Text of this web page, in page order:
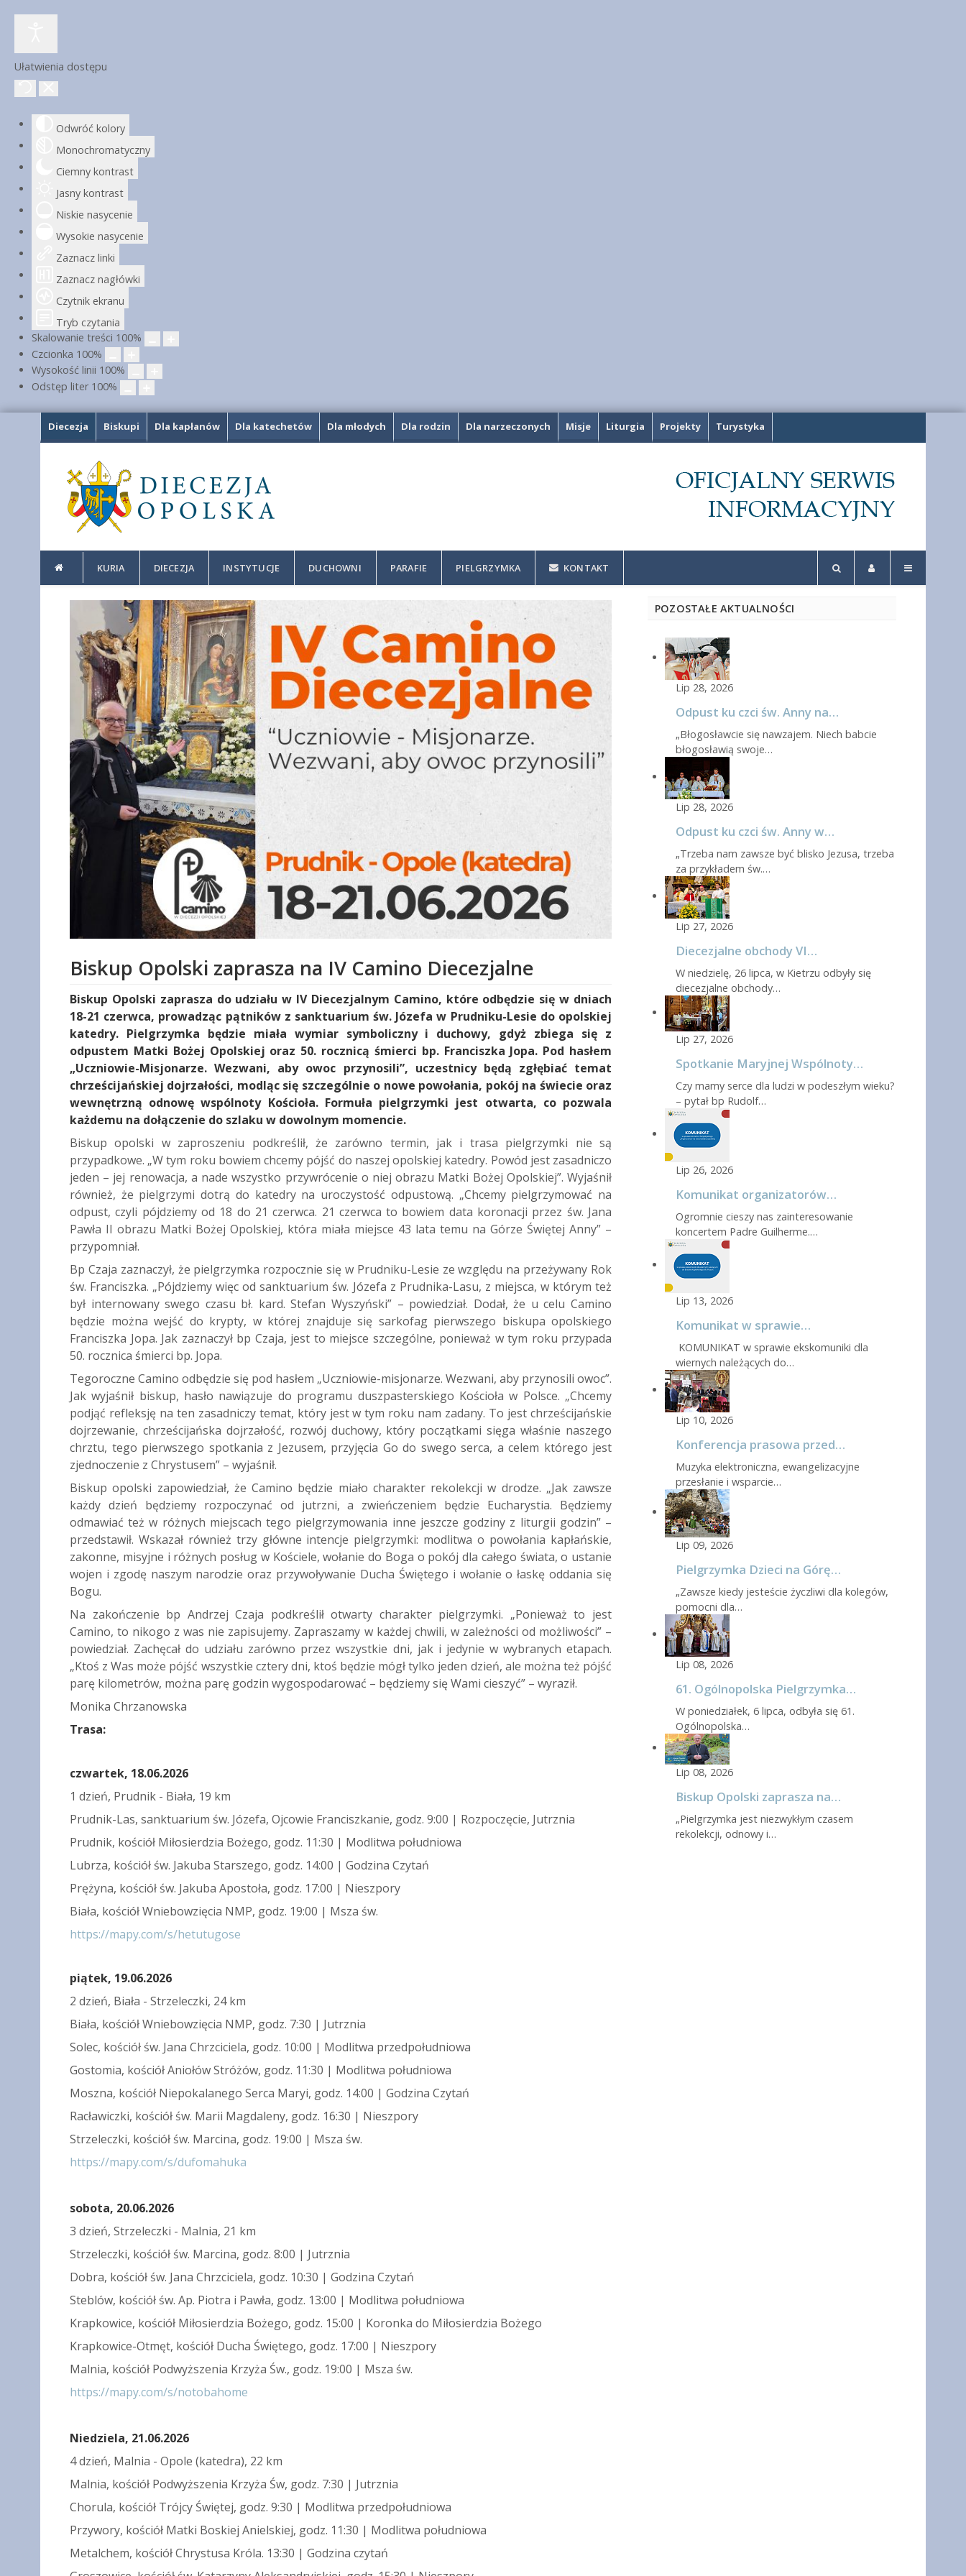
Ułatwienia dostępu
Odwróć kolory
Monochromatyczny
Ciemny kontrast
Jasny kontrast
Niskie nasycenie
Wysokie nasycenie
Zaznacz linki
Zaznacz nagłówki
Czytnik ekranu
Tryb czytania
Skalowanie treści 100%
Czcionka 100%
Wysokość linii 100%
Odstęp liter 100%
Diecezja Biskupi Dla kapłanów Dla katechetów Dla młodych Dla rodzin Dla narzeczonych Misje Liturgia Projekty Turystyka
KURIA DIECEZJA INSTYTUCJE DUCHOWNI PARAFIE PIELGRZYMKA KONTAKT
Biskup Opolski zaprasza na IV Camino Diecezjalne
Biskup Opolski zaprasza do udziału w IV Diecezjalnym Camino, które odbędzie się w dniach
18-21 czerwca, prowadząc pątników z sanktuarium św. Józefa w Prudniku-Lesie do opolskiej
katedry. Pielgrzymka będzie miała wymiar symboliczny i duchowy, gdyż zbiega się z
odpustem Matki Bożej Opolskiej oraz 50. rocznicą śmierci bp. Franciszka Jopa. Pod hasłem
„Uczniowie-Misjonarze. Wezwani, aby owoc przynosili”, uczestnicy będą zgłębiać temat
chrześcijańskiej dojrzałości, modląc się szczególnie o nowe powołania, pokój na świecie oraz
wewnętrzną odnowę wspólnoty Kościoła. Formuła pielgrzymki jest otwarta, co pozwala
każdemu na dołączenie do szlaku w dowolnym momencie.
Biskup opolski w zaproszeniu podkreślił, że zarówno termin, jak i trasa pielgrzymki nie są
przypadkowe. „W tym roku bowiem chcemy pójść do naszej opolskiej katedry. Powód jest zasadniczo
jeden – jej renowacja, a nade wszystko przywrócenie o niej obrazu Matki Bożej Opolskiej”. Wyjaśnił
również, że pielgrzymi dotrą do katedry na uroczystość odpustową. „Chcemy pielgrzymować na
odpust, czyli pójdziemy od 18 do 21 czerwca. 21 czerwca to bowiem data koronacji przez św. Jana
Pawła II obrazu Matki Bożej Opolskiej, która miała miejsce 43 lata temu na Górze Świętej Anny” –
przypomniał.
Bp Czaja zaznaczył, że pielgrzymka rozpocznie się w Prudniku-Lesie ze względu na przeżywany Rok
św. Franciszka. „Pójdziemy więc od sanktuarium św. Józefa z Prudnika-Lasu, z miejsca, w którym też
był internowany swego czasu bł. kard. Stefan Wyszyński” – powiedział. Dodał, że u celu Camino
będzie można wejść do krypty, w której znajduje się sarkofag pierwszego biskupa opolskiego
Franciszka Jopa. Jak zaznaczył bp Czaja, jest to miejsce szczególne, ponieważ w tym roku przypada
50. rocznica śmierci bp. Jopa.
Tegoroczne Camino odbędzie się pod hasłem „Uczniowie-misjonarze. Wezwani, aby przynosili owoc”.
Jak wyjaśnił biskup, hasło nawiązuje do programu duszpasterskiego Kościoła w Polsce. „Chcemy
podjąć refleksję na ten zasadniczy temat, który jest w tym roku nam zadany. To jest chrześcijańskie
dojrzewanie, chrześcijańska dojrzałość, rozwój duchowy, który początkami sięga właśnie naszego
chrztu, tego pierwszego spotkania z Jezusem, przyjęcia Go do swego serca, a celem którego jest
zjednoczenie z Chrystusem” – wyjaśnił.
Biskup opolski zapowiedział, że Camino będzie miało charakter rekolekcji w drodze. „Jak zawsze
każdy dzień będziemy rozpoczynać od jutrzni, a zwieńczeniem będzie Eucharystia. Będziemy
odmawiać też w różnych miejscach tego pielgrzymowania inne jeszcze godziny z liturgii godzin” –
przedstawił. Wskazał również trzy główne intencje pielgrzymki: modlitwa o powołania kapłańskie,
zakonne, misyjne i różnych posług w Kościele, wołanie do Boga o pokój dla całego świata, o ustanie
wojen i zgodę naszym narodzie oraz przywoływanie Ducha Świętego i wołanie o łaskę oddania się
Bogu.
Na zakończenie bp Andrzej Czaja podkreślił otwarty charakter pielgrzymki. „Ponieważ to jest
Camino, to nikogo z was nie zapisujemy. Zapraszamy w każdej chwili, w zależności od możliwości” –
powiedział. Zachęcał do udziału zarówno przez wszystkie dni, jak i jedynie w wybranych etapach.
„Ktoś z Was może pójść wszystkie cztery dni, ktoś będzie mógł tylko jeden dzień, ale można też pójść
parę kilometrów, można parę godzin wygospodarować – będziemy się Wami cieszyć” – wyraził.
Monika Chrzanowska
Trasa:
czwartek, 18.06.2026
1 dzień, Prudnik - Biała, 19 km
Prudnik-Las, sanktuarium św. Józefa, Ojcowie Franciszkanie, godz. 9:00 | Rozpoczęcie, Jutrznia
Prudnik, kościół Miłosierdzia Bożego, godz. 11:30 | Modlitwa południowa
Lubrza, kościół św. Jakuba Starszego, godz. 14:00 | Godzina Czytań
Prężyna, kościół św. Jakuba Apostoła, godz. 17:00 | Nieszpory
Biała, kościół Wniebowzięcia NMP, godz. 19:00 | Msza św.
https://mapy.com/s/hetutugose
piątek, 19.06.2026
2 dzień, Biała - Strzeleczki, 24 km
Biała, kościół Wniebowzięcia NMP, godz. 7:30 | Jutrznia
Solec, kościół św. Jana Chrzciciela, godz. 10:00 | Modlitwa przedpołudniowa
Gostomia, kościół Aniołów Stróżów, godz. 11:30 | Modlitwa południowa
Moszna, kościół Niepokalanego Serca Maryi, godz. 14:00 | Godzina Czytań
Racławiczki, kościół św. Marii Magdaleny, godz. 16:30 | Nieszpory
Strzeleczki, kościół św. Marcina, godz. 19:00 | Msza św.
https://mapy.com/s/dufomahuka
sobota, 20.06.2026
3 dzień, Strzeleczki - Malnia, 21 km
Strzeleczki, kościół św. Marcina, godz. 8:00 | Jutrznia
Dobra, kościół św. Jana Chrzciciela, godz. 10:30 | Godzina Czytań
Steblów, kościół św. Ap. Piotra i Pawła, godz. 13:00 | Modlitwa południowa
Krapkowice, kościół Miłosierdzia Bożego, godz. 15:00 | Koronka do Miłosierdzia Bożego
Krapkowice-Otmęt, kościół Ducha Świętego, godz. 17:00 | Nieszpory
Malnia, kościół Podwyższenia Krzyża Św., godz. 19:00 | Msza św.
https://mapy.com/s/notobahome
Niedziela, 21.06.2026
4 dzień, Malnia - Opole (katedra), 22 km
Malnia, kościół Podwyższenia Krzyża Św, godz. 7:30 | Jutrznia
Chorula, kościół Trójcy Świętej, godz. 9:30 | Modlitwa przedpołudniowa
Przywory, kościół Matki Boskiej Anielskiej, godz. 11:30 | Modlitwa południowa
Metalchem, kościół Chrystusa Króla. 13:30 | Godzina czytań
POZOSTAŁE AKTUALNOŚCI
Lip 28, 2026
Odpust ku czci św. Anny na…
„Błogosławcie się nawzajem. Niech babcie
błogosławią swoje…
Lip 28, 2026
Odpust ku czci św. Anny w…
„Trzeba nam zawsze być blisko Jezusa, trzeba
za przykładem św.…
Lip 27, 2026
Diecezjalne obchody VI…
W niedzielę, 26 lipca, w Kietrzu odbyły się
diecezjalne obchody…
Lip 27, 2026
Spotkanie Maryjnej Wspólnoty…
Czy mamy serce dla ludzi w podeszłym wieku?
– pytał bp Rudolf…
Lip 26, 2026
Komunikat organizatorów…
Ogromnie cieszy nas zainteresowanie
koncertem Padre Guilherme.…
Lip 13, 2026
Komunikat w sprawie…
KOMUNIKAT w sprawie ekskomuniki dla
wiernych należących do…
Lip 10, 2026
Konferencja prasowa przed…
Muzyka elektroniczna, ewangelizacyjne
przesłanie i wsparcie…
Lip 09, 2026
Pielgrzymka Dzieci na Górę…
„Zawsze kiedy jesteście życzliwi dla kolegów,
pomocni dla…
Lip 08, 2026
61. Ogólnopolska Pielgrzymka…
W poniedziałek, 6 lipca, odbyła się 61.
Ogólnopolska…
Lip 08, 2026
Biskup Opolski zaprasza na…
„Pielgrzymka jest niezwykłym czasem
rekolekcji, odnowy i…